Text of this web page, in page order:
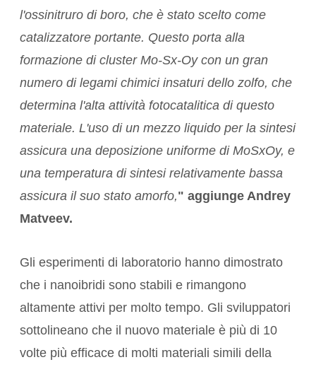
l'ossinitruro di boro, che è stato scelto come
catalizzatore portante. Questo porta alla
formazione di cluster Mo-Sx-Oy con un gran
numero di legami chimici insaturi dello zolfo, che
determina l'alta attività fotocatalitica di questo
materiale. L'uso di un mezzo liquido per la sintesi
assicura una deposizione uniforme di MoSxOy, e
una temperatura di sintesi relativamente bassa
assicura il suo stato amorfo," aggiunge Andrey
Matveev.
Gli esperimenti di laboratorio hanno dimostrato
che i nanoibridi sono stabili e rimangono
altamente attivi per molto tempo. Gli sviluppatori
sottolineano che il nuovo materiale è più di 10
volte più efficace di molti materiali simili della